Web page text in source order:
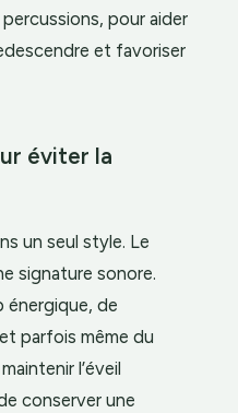
pour aider
et favoriser
éviter la
un seul style. Le
signature sonore.
de
parfois même du
l’éveil
conserver une